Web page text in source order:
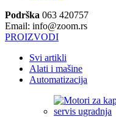
Podrška 063 420757
Email: info@zoom.rs
PROIZVODI
Svi artikli
Alati i mašine
Automatizacija